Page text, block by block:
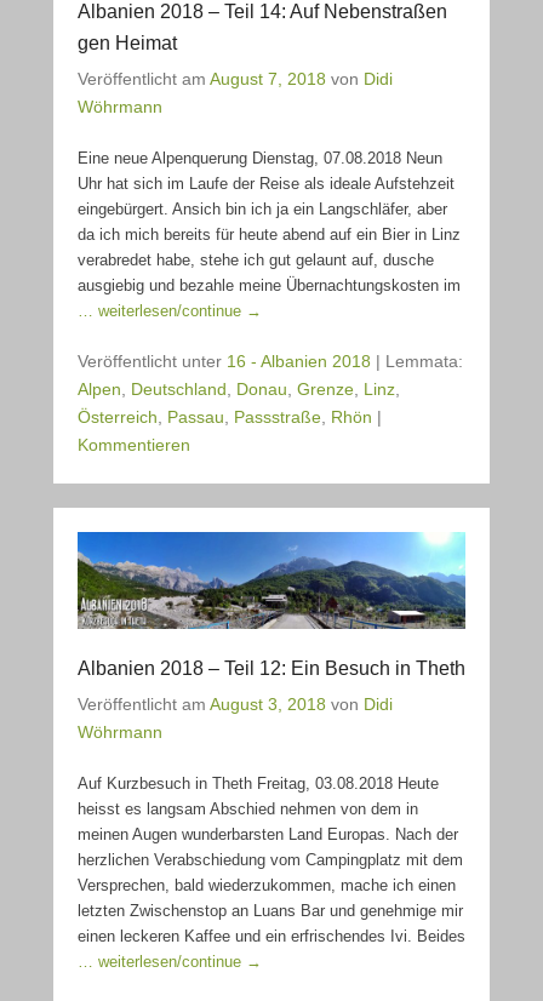
Albanien 2018 – Teil 14: Auf Nebenstraßen
gen Heimat
Veröffentlicht am August 7, 2018 von Didi
Wöhrmann
Eine neue Alpenquerung Dienstag, 07.08.2018 Neun
Uhr hat sich im Laufe der Reise als ideale Aufstehzeit
eingebürgert. Ansich bin ich ja ein Langschläfer, aber
da ich mich bereits für heute abend auf ein Bier in Linz
verabredet habe, stehe ich gut gelaunt auf, dusche
ausgiebig und bezahle meine Übernachtungskosten im
… weiterlesen/continue →
Veröffentlicht unter 16 - Albanien 2018 | Lemmata:
Alpen
Deutschland Donau Grenze Linz
Österreich
Passau Passstraße Rhön |
Kommentieren
Albanien 2018 – Teil 12: Ein Besuch in Theth
Veröffentlicht am August 3, 2018 von Didi
Wöhrmann
Auf Kurzbesuch in Theth Freitag, 03.08.2018 Heute
heisst es langsam Abschied nehmen von dem in
meinen Augen wunderbarsten Land Europas. Nach der
herzlichen Verabschiedung vom Campingplatz mit dem
Versprechen, bald wiederzukommen, mache ich einen
letzten Zwischenstop an Luans Bar und genehmige mir
einen leckeren Kaffee und ein erfrischendes Ivi. Beides
… weiterlesen/continue →